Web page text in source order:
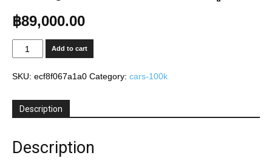
฿89,000.00
CR-
V
เอง
Add to cart
SKU: ecf8f067a1a0 Category: cars-100k
Description
Description